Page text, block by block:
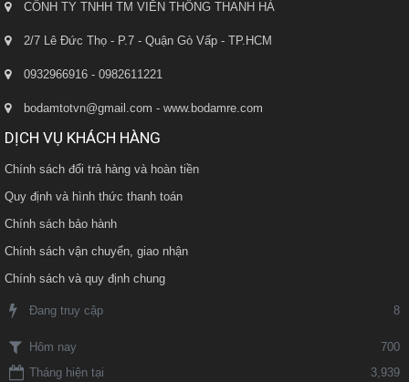
CÔNH TY TNHH TM VIỄN THÔNG THANH HÀ
2/7 Lê Đức Thọ - P.7 - Quận Gò Vấp - TP.HCM
0932966916 - 0982611221
bodamtotvn@gmail.com - www.bodamre.com
DỊCH VỤ KHÁCH HÀNG
Chính sách đổi trả hàng và hoàn tiền
Quy định và hình thức thanh toán
Chính sách bảo hành
Chính sách vận chuyển, giao nhận
Chính sách và quy định chung
Đang truy cập 8
Hôm nay
700
Tháng hiện tại
3,939